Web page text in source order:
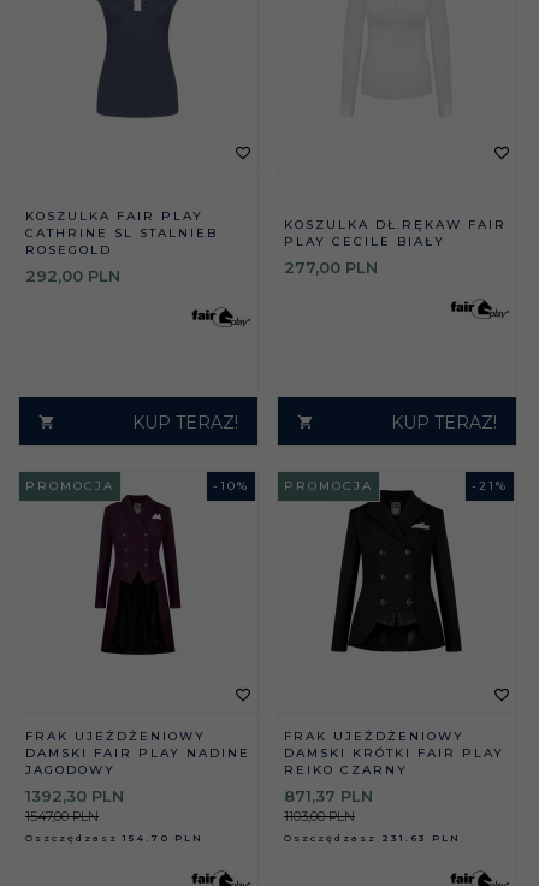
KOSZULKA FAIR PLAY
CATHRINE SL STALNIEB
ROSEGOLD
292,00 PLN
KUP TERAZ!
KOSZULKA DŁ.RĘKAW FAIR
PLAY CECILE BIAŁY
277,00 PLN
KUP TERAZ!
- 10%
PROMOCJA
FRAK UJEŻDŻENIOWY
DAMSKI FAIR PLAY NADINE
JAGODOWY
1392,30 PLN
1547,00 PLN
Oszczędzasz 154.70 PLN
- 21 %
PROMOCJA
FRAK UJEŻDŻENIOWY
DAMSKI KRÓTKI FAIR PLAY
REIKO CZARNY
871,37 PLN
1103,00 PLN
Oszczędzasz 231.63 PLN